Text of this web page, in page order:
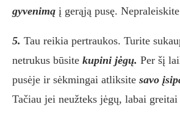
gyvenimą į gerąją pusę.
5. Tau reikia pertraukos. Turite
netrukus būsite kupini jėgų. Per šį
pusėje ir sėkmingai atliksite savo
Tačiau jei neužteks jėgų, labai greitai